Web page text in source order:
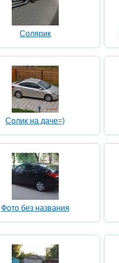
Солярик
Солик на даче=)
Фото без названия